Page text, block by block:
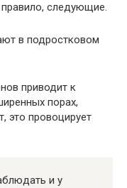
правило, следующие.
в подростковом
приводит к
порах,
это провоцирует
и у